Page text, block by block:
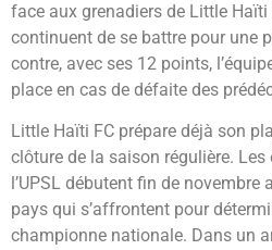
face aux grenadiers de Little
continuent de se battre pour une
contre, avec ses 12 points,
place en cas de défaite des
Little Haïti FC prépare déjà son
clôture de la saison régulière.
l’UPSL débutent fin de
pays qui s’affrontent pour
championne nationale. Dans un